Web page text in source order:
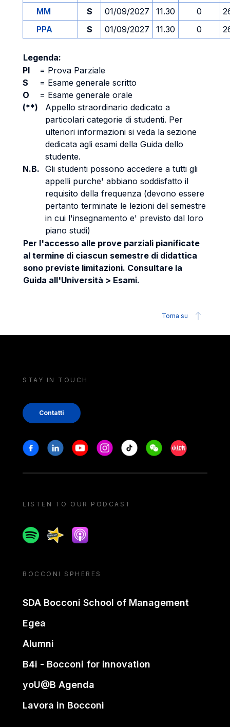
MM S 01/09/2027 11.30 0
PPA
S 01/09/2027 11.30 0
Legenda:
PI
= Prova Parziale
S
= Esame generale scritto
O
= Esame generale orale
(**)
Appello straordinario dedicato a
particolari categorie di studenti. Per
ulteriori informazioni si veda la sezione
dedicata agli esami della Guida dello
studente.
N.B. Gli studenti possono accedere a tutti gli
appelli purche' abbiano soddisfatto il
requisito della frequenza (devono essere
pertanto terminate le lezioni del semestre
in cui l'insegnamento e' previsto dal loro
piano studi)
Per l'accesso alle prove parziali pianificate
al termine di ciascun semestre di didattica
sono previste limitazioni. Consultare la
Guida all'Università > Esami.
Torna su
STAY IN TOUCH
Contatti
Stay in touch
FacebookLinkedinYoutubeInstagram
Tiktok WeechatXiaohongshu/
LISTEN TO OUR PODCAST
SpotifySpreakerApple podcast
BOCCONI SPHERES
SDA Bocconi School of Management
Egea
Alumni
B4i - Bocconi for innovation
yoU@B Agenda
Lavora in Bocconi